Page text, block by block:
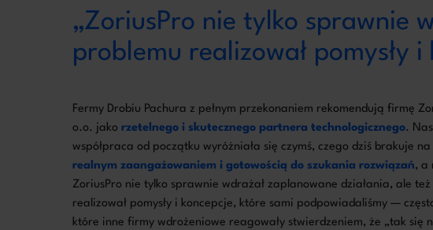
„ZoriusPro nie tylko sprawnie
problemu realizował pomysły
Fermy Drobiu Pachura z pełnym przekonaniem rekomendują firmę
o.o. jako rzetelnego i skutecznego partnera technologicznego.
współpraca od początku wyróżniała się czymś, czego dziś brakuje na
realnym zaangażowaniem i gotowością do szukania rozwiązań, a
ZoriusPro nie tylko sprawnie wdrażał zaplanowane działania, ale
realizował pomysły i koncepcje, które sami podpowiadaliśmy —
które inne firmy wdrożeniowe reagowały stwierdzeniem, że „tak się